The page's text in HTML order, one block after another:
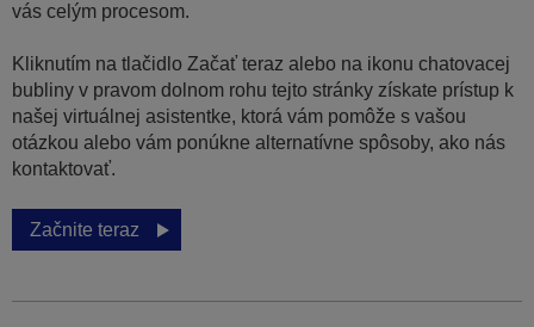
vás celým procesom.
Kliknutím na tlačidlo Začať teraz alebo na ikonu chatovacej
bubliny v pravom dolnom rohu tejto stránky získate prístup k
našej virtuálnej asistentke, ktorá vám pomôže s vašou
otázkou alebo vám ponúkne alternatívne spôsoby, ako nás
kontaktovať.
Začnite teraz